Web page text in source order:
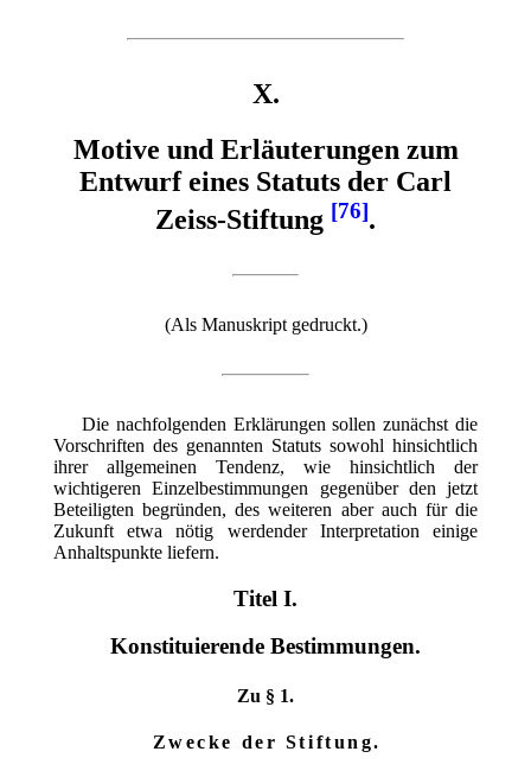
X.
Motive und Erläuterungen zum
Entwurf eines Statuts der Carl
Zeiss-Stiftung [76].
(Als Manuskript gedruckt.)
Die nachfolgenden Erklärungen sollen zunächst die
Vorschriften des genannten Statuts sowohl hinsichtlich
ihrer allgemeinen Tendenz, wie hinsichtlich der
wichtigeren Einzelbestimmungen gegenüber den jetzt
Beteiligten begründen, des weiteren aber auch für die
Zukunft etwa nötig werdender Interpretation einige
Anhaltspunkte liefern.
Titel I.
Konstituierende Bestimmungen.
Zu § 1.
Zwecke der Stiftung.